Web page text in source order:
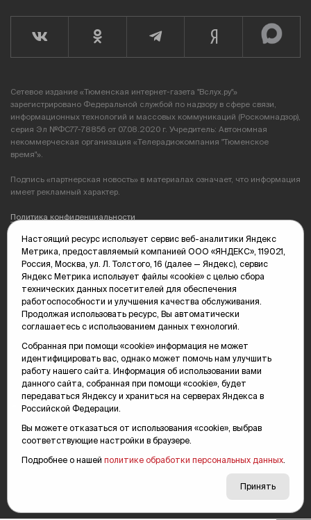
Сетевое издание «Тюменская интернет-газета "Вслух.ру"»
зарегистрировано Федеральной службой по надзору в сфере связи,
информационных технологий и массовых коммуникаций (Роскомнадзор),
серия Эл №ФС77-78856 от 07.08.2020 г. Учредитель: Автономная
некоммерческая организация «Телерадиокомпания "Тюменское
время"».
Подпись «партнерская новость» в материалах означает, что информация
имеет рекламный характер.
Политика конфиденциальности
Редакция: 625035, Тюмень, пр. Геологоразведчиков, 28А
(3452) 68-89-05
edit@vsluh.ru
Главный редактор: Панкина Т.Ю.
kika@vsluh.ru
По вопросам рекламы:
(3452) 68-89-78
kotovaev@sibinformburo.ru
mim@vsluh.ru
16+
Настоящий ресурс использует сервис веб-аналитики Яндекс
Метрика, предоставляемый компанией ООО «ЯНДЕКС», 119021,
Россия, Москва, ул. Л. Толстого, 16 (далее — Яндекс), сервис
Яндекс Метрика использует файлы «cookie» с целью сбора
технических данных посетителей для обеспечения
работоспособности и улучшения качества обслуживания.
Продолжая использовать ресурс, Вы автоматически
соглашаетесь с использованием данных технологий.
Собранная при помощи «cookie» информация не может
идентифицировать вас, однако может помочь нам улучшить
работу нашего сайта. Информация об использовании вами
данного сайта, собранная при помощи «cookie», будет
передаваться Яндексу и храниться на серверах Яндекса в
Российской Федерации.
Вы можете отказаться от использования «cookie», выбрав
соответствующие настройки в браузере.
Подробнее о нашей политике обработки персональных данных
Принять